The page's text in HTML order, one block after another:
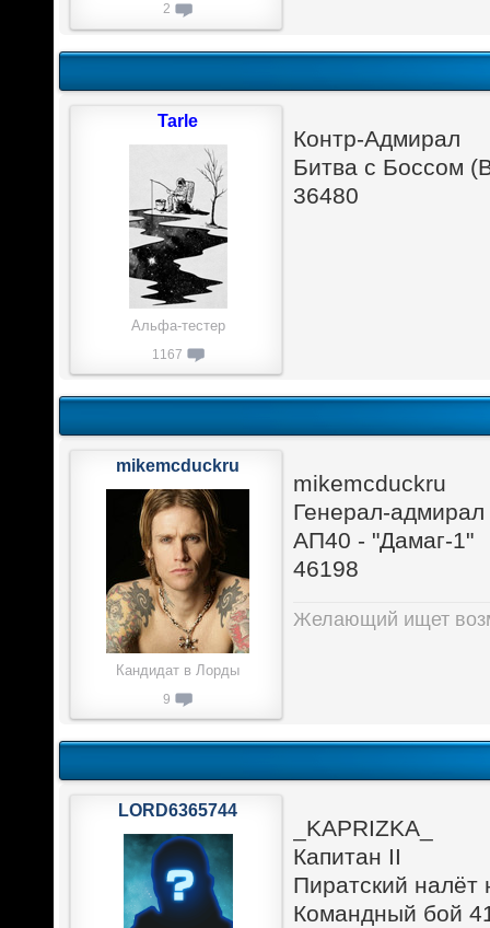
2
Контр-Адмирал
Битва с Боссом
36480
Tarle
Альфа-тестер
1167
mikemcduckru
Генерал-адмирал
АП40 - "Дамаг-1"
46198
Желающий ищет
mikemcduckru
Кандидат в Лорды
9
_KAPRIZKA_
Капитан II
Пиратский налёт
Командный бой
LORD6365744